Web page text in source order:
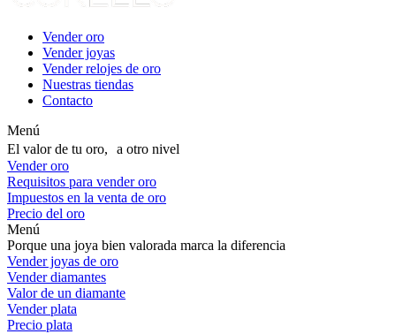
Vender oro
Vender joyas
Vender relojes de oro
Nuestras tiendas
Contacto
Menú
El valor de tu oro, a otro nivel
Vender oro
Requisitos para vender oro
Impuestos en la venta de oro
Precio del oro
Menú
Porque una joya bien valorada marca la diferencia
Vender joyas de oro
Vender diamantes
Valor de un diamante
Vender plata
Precio plata